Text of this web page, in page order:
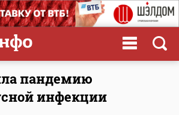
пандемию
инфекции